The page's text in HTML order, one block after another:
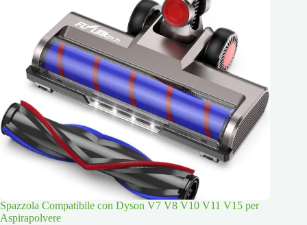
Spazzola Compatibile con Dyson V7 V8 V10 V11 V15 per
Aspirapolvere